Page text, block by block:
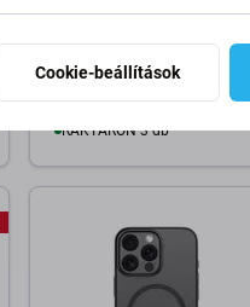
PowerBank Állvánnyal,
6 400 Ft
RAKTÁRON 3 db
Cookie-beállítások